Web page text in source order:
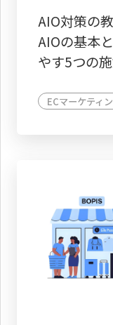
AIO対策の
AIOの基本
やす5つの
ECマーケティ